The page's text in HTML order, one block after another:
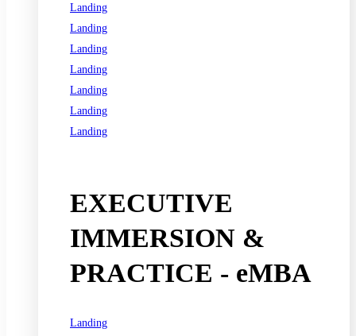
Landing
Landing
Landing
Landing
Landing
Landing
Landing
EXECUTIVE
IMMERSION &
PRACTICE - eMBA
Landing